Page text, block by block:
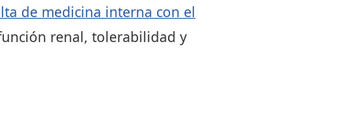
de medicina interna con el
renal, tolerabilidad y